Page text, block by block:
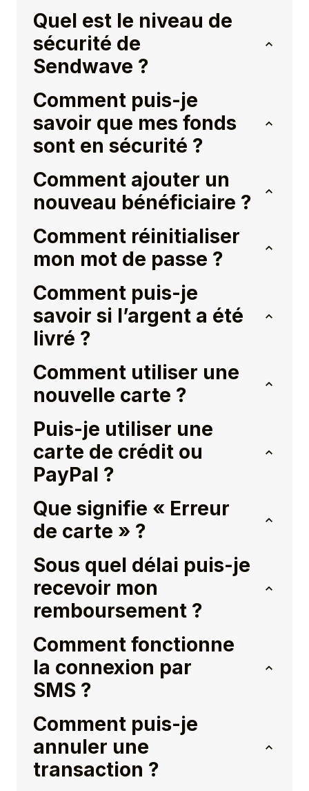
Quel est le niveau de
sécurité de
Sendwave ?
Comment puis-je
savoir que mes fonds
sont en sécurité ?
Comment ajouter un
nouveau bénéficiaire ?
Comment réinitialiser
mon mot de passe ?
Comment puis-je
savoir si l’argent a été
livré ?
Comment utiliser une
nouvelle carte ?
Puis-je utiliser une
carte de crédit ou
PayPal ?
Que signifie « Erreur
de carte » ?
Sous quel délai puis-je
recevoir mon
remboursement ?
Comment fonctionne
la connexion par
SMS ?
Comment puis-je
annuler une
transaction ?